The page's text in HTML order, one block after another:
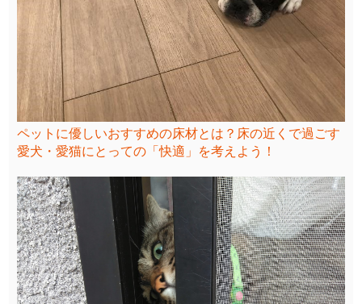
ペットに優しいおすすめの床材とは？床の近くで過ごす
愛犬・愛猫にとっての「快適」を考えよう！